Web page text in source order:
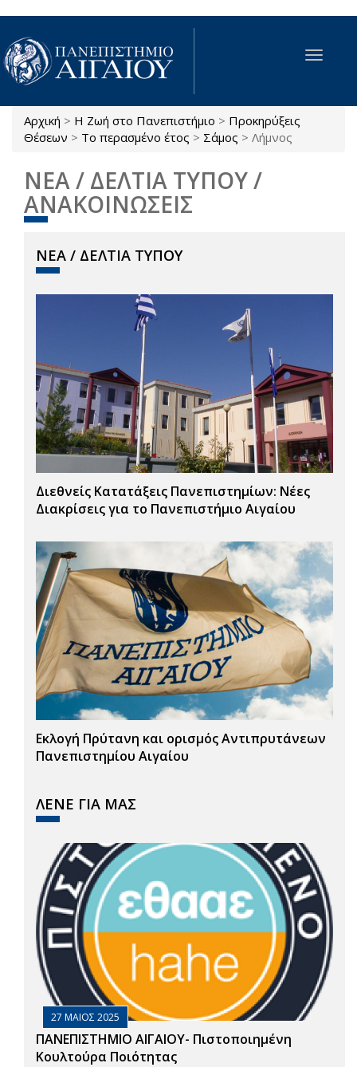
Παράκαμψη προς το κυρίως περιεχόμενο
Toggle
Είστε εδώ
Αρχική > Η Ζωή στο Πανεπιστήμιο > Προκηρύξεις
Θέσεων > Το περασμένο έτος > Σάμος > Λήμνος
ΝΕΑ / ΔΕΛΤΙΑ ΤΥΠΟΥ /
ΑΝΑΚΟΙΝΩΣΕΙΣ
ΝΕΑ / ΔΕΛΤΙΑ ΤΥΠΟΥ
Διεθνείς Κατατάξεις Πανεπιστημίων: Νέες
Διακρίσεις για το Πανεπιστήμιο Αιγαίου
Εκλογή Πρύτανη και ορισμός Αντιπρυτάνεων
Πανεπιστημίου Αιγαίου
ΛΕΝΕ ΓΙΑ ΜΑΣ
27 ΜΑΙΟΣ 2025
ΠΑΝΕΠΙΣΤΗΜΙΟ ΑΙΓΑΙΟΥ- Πιστοποιημένη
Κουλτούρα Ποιότητας